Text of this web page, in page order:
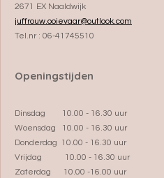
2671 EX Naaldwijk
juffrouw.ooievaar@outlook.com
Tel.nr : 06-41745510
Openingstijden
Dinsdag 10.00 - 16.30 uur
Woensdag 10.00 - 16.30 uur
Donderdag 10.00 - 16.30 uur
Vrijdag 10.00 - 16.30 uur
Zaterdag 10.00 -16.00 uur